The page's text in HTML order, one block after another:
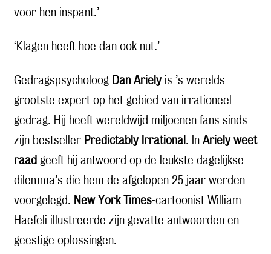
voor hen inspant.’
‘Klagen heeft hoe dan ook nut.’
Gedragspsycholoog Dan Ariely is ’s werelds
grootste expert op het gebied van irrationeel
gedrag. Hij heeft wereldwijd miljoenen fans sinds
zijn bestseller Predictably Irrational . In Ariely weet
raad geeft hij antwoord op de leukste dagelijkse
dilemma’s die hem de afgelopen 25 jaar werden
voorgelegd. New York Times-cartoonist William
Haefeli illustreerde zijn gevatte antwoorden en
geestige oplossingen.